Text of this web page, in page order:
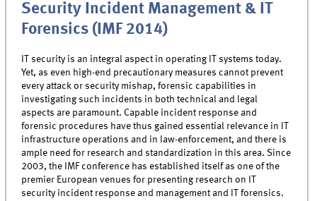
Security Incident Management & IT
Forensics (IMF 2014)
IT security is an integral aspect in operating IT systems today.
Yet, as even high-end precautionary measures cannot prevent
every attack or security mishap, forensic capabilities in
investigating such incidents in both technical and legal
aspects are paramount. Capable incident response and
forensic procedures have thus gained essential relevance in IT
infrastructure operations and in law-enforcement, and there is
ample need for research and standardization in this area. Since
2003, the IMF conference has established itself as one of the
premier European venues for presenting research on IT
security incident response and management and IT forensics.